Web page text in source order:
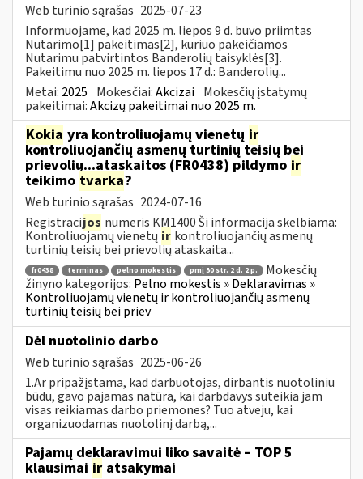
Web turinio sąrašas 2025-07-23
Informuojame, kad 2025 m. liepos 9 d. buvo priimtas
Nutarimo[1] pakeitimas[2], kuriuo pakeičiamos
Nutarimu patvirtintos Banderolių taisyklės[3].
Pakeitimu nuo 2025 m. liepos 17 d.: Banderolių...
Metai: 2025 Mokesčiai:Akcizai Mokesčių įstatymų
pakeitimai:Akcizų pakeitimai nuo 2025 m.
Kokia yra kontroliuojamų vienetų ir
kontroliuojančių asmenų turtinių teisių bei
prievolių...ataskaitos (FR0438) pildymo ir
teikimo tvarka?
Web turinio sąrašas 2024-07-16
Registracijos numeris KM1400 Ši informacija skelbiama:
Kontroliuojamų vienetų ir kontroliuojančių asmenų
turtinių teisių bei prievolių ataskaita...
fr0438 terminas pelno mokestis pmį 50 str. 2 d. 2 p.
Mokesčių
žinyno kategorijos: Pelno mokestis » Deklaravimas »
Kontroliuojamų vienetų ir kontroliuojančių asmenų
turtinių teisių bei priev
Dėl nuotolinio darbo
Web turinio sąrašas 2025-06-26
1.Ar pripažįstama, kad darbuotojas, dirbantis nuotoliniu
būdu, gavo pajamas natūra, kai darbdavys suteikia jam
visas reikiamas darbo priemones? Tuo atveju, kai
organizuodamas nuotolinį darbą,...
Pajamų deklaravimui liko savaitė – TOP 5
klausimai ir atsakymai